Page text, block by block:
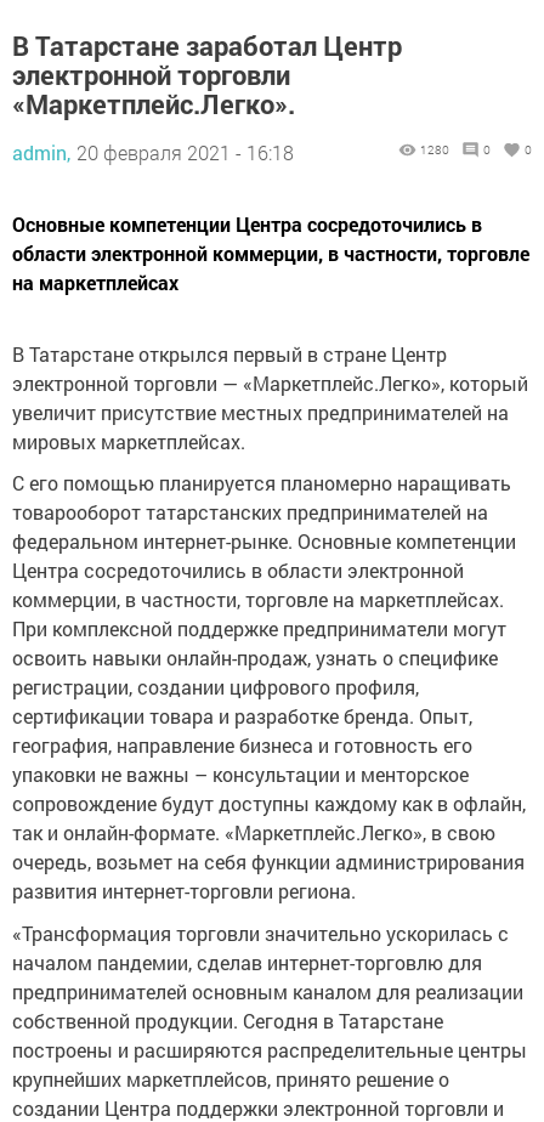
В Татарстане заработал Центр
электронной торговли
«Маркетплейс.Легко».
admin, 20 февраля 2021 - 16:18 1280 0 0
Основные компетенции Центра сосредоточились в
области электронной коммерции, в частности, торговле
на маркетплейсах
В Татарстане открылся первый в стране Центр
электронной торговли — «Маркетплейс.Легко», который
увеличит присутствие местных предпринимателей на
мировых маркетплейсах.
С его помощью планируется планомерно наращивать
товарооборот татарстанских предпринимателей на
федеральном интернет-рынке. Основные компетенции
Центра сосредоточились в области электронной
коммерции, в частности, торговле на маркетплейсах.
При комплексной поддержке предприниматели могут
освоить навыки онлайн-продаж, узнать о специфике
регистрации, создании цифрового профиля,
сертификации товара и разработке бренда. Опыт,
география, направление бизнеса и готовность его
упаковки не важны – консультации и менторское
сопровождение будут доступны каждому как в офлайн,
так и онлайн-формате. «Маркетплейс.Легко», в свою
очередь, возьмет на себя функции администрирования
развития интернет-торговли региона.
«Трансформация торговли значительно ускорилась с
началом пандемии, сделав интернет-торговлю для
предпринимателей основным каналом для реализации
собственной продукции. Сегодня в Татарстане
построены и расширяются распределительные центры
крупнейших маркетплейсов, принято решение о
создании Центра поддержки электронной торговли и